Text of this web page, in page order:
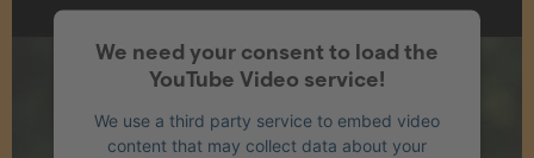
We need your consent to load the
YouTube Video service!
We use a third party service to embed video
content that may collect data about your